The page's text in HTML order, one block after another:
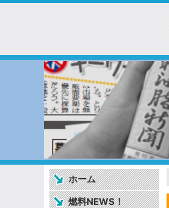
ホーム
燃料NEWS！